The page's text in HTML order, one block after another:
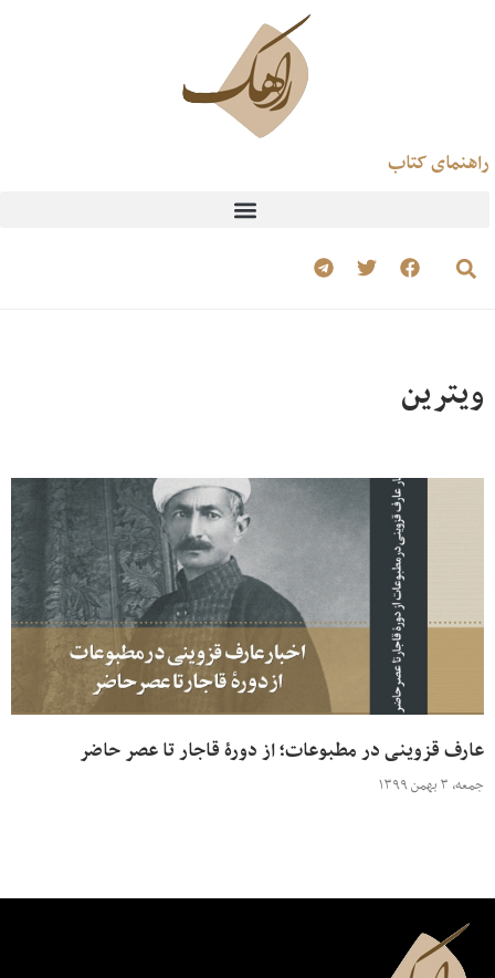
راهنمای کتاب
ویترین
عارف قزوینی در مطبوعات؛ از دورۀ قاجار تا عصر حاضر
جمعه، ۳ بهمن ۱۳۹۹